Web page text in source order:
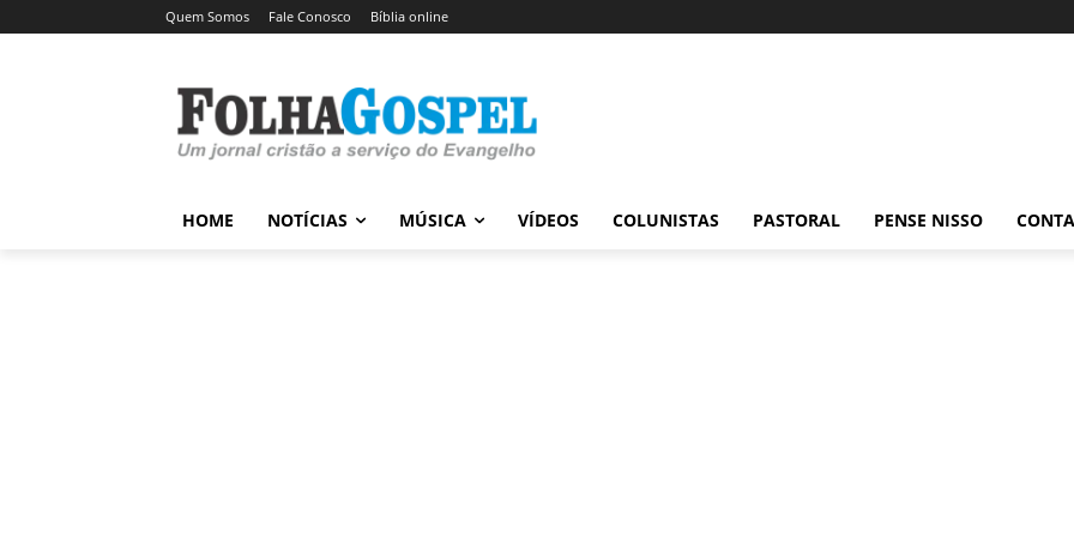
Quem Somos Fale Conosco Bíblia online
HOME NOTÍCIAS MÚSICA VÍDEOS COLUNISTAS PASTORAL PENSE NISSO